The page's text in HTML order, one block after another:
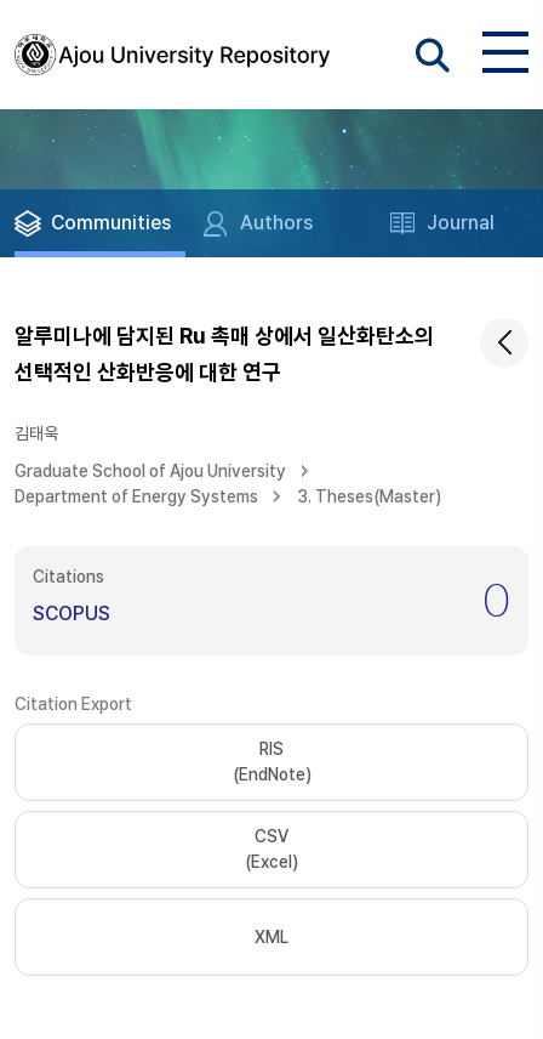
Communities Authors Journal
알루미나에 담지된 Ru 촉매 상에서 일산화탄소의
선택적인 산화반응에 대한 연구
김태욱
Graduate School of Ajou University
Department of Energy Systems
3. Theses(Master)
Citations
SCOPUS 0
Citation Export
RIS
(EndNote)
CSV
(Excel)
XML